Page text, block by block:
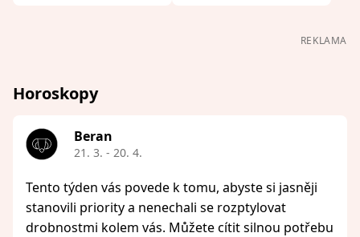
REKLAMA
Horoskopy
Beran
21. 3. - 20. 4.
Tento týden vás povede k tomu, abyste si jasněji
stanovili priority a nenechali se rozptylovat
drobnostmi kolem vás. Můžete cítit silnou potřebu